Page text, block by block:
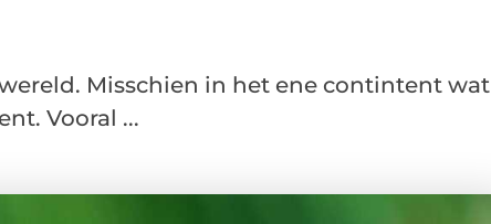
Misschien in het ene contintent wat
Vooral ...